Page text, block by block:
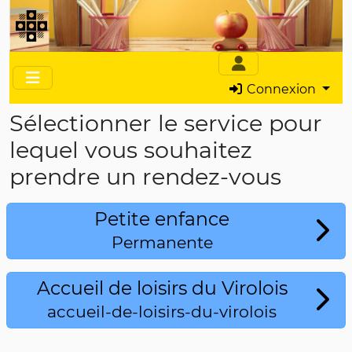
Connexion
Sélectionner le service pour
lequel vous souhaitez
prendre un rendez-vous
Petite enfance
Permanente
Accueil de loisirs du Virolois
accueil-de-loisirs-du-virolois